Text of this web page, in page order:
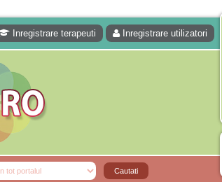
Inregistrare terapeuti Inregistrare utilizatori